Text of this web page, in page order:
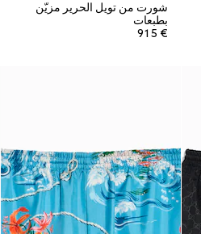
شورت من تويل الحرير مزيّن
بطبعات
€ 915